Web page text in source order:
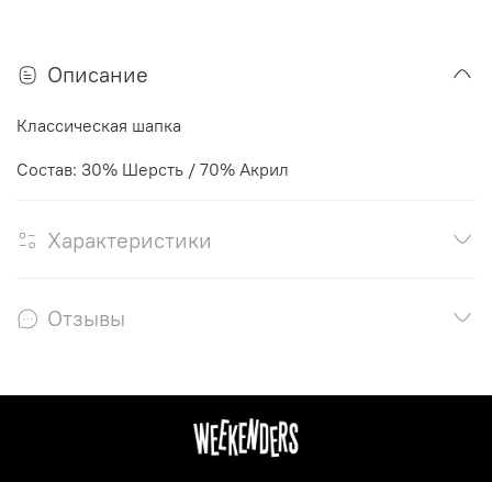
Описание
Классическая шапка
Состав: 30% Шерсть / 70% Акрил
Характеристики
Отзывы